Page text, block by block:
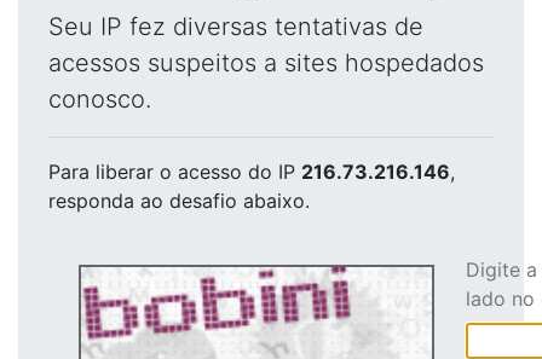
Seu IP fez diversas tentativas de
acessos suspeitos a sites hospedados
conosco.
Para liberar o acesso do IP 216.73.216.146,
responda ao desafio abaixo.
Digite
lado no